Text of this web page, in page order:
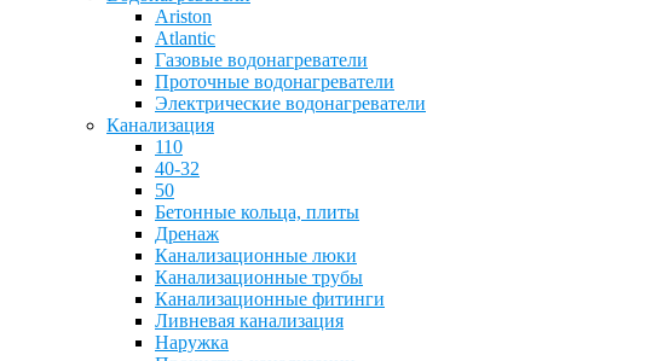
Ariston
Atlantic
Газовые водонагреватели
Проточные водонагреватели
Электрические водонагреватели
Канализация
110
40-32
50
Бетонные кольца, плиты
Дренаж
Канализационные люки
Канализационные трубы
Канализационные фитинги
Ливневая канализация
Наружка